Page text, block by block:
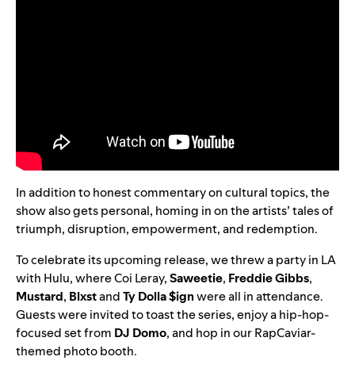
In addition to honest commentary on cultural topics, the
show also gets personal, homing in on the artists’ tales of
triumph, disruption, empowerment, and redemption.
To celebrate its upcoming release, we threw a party in LA
with Hulu, where Coi Leray,Saweetie, Freddie Gibbs,
Mustard, BlxstandTy Dolla $ignwere all in attendance.
Guests were invited to toast the series, enjoy a hip-hop-
focused set from DJ Domo, and hop in our RapCaviar-
themed photo booth.